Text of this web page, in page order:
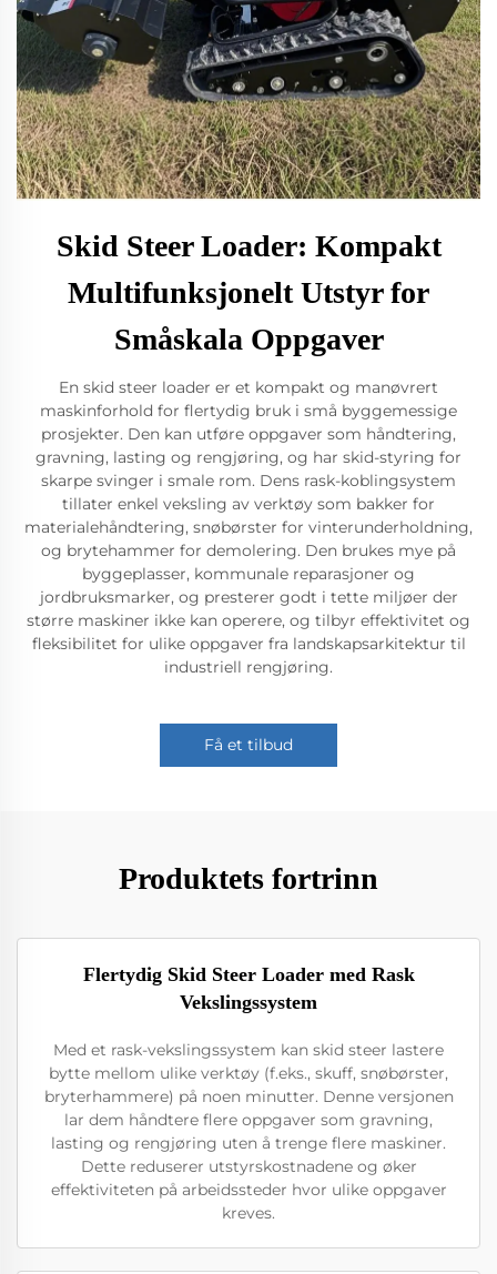
Skid Steer Loader: Kompakt
Multifunksjonelt Utstyr for
Småskala Oppgaver
En skid steer loader er et kompakt og manøvrert
maskinforhold for flertydig bruk i små byggemessige
prosjekter. Den kan utføre oppgaver som håndtering,
gravning, lasting og rengjøring, og har skid-styring for
skarpe svinger i smale rom. Dens rask-koblingsystem
tillater enkel veksling av verktøy som bakker for
materialehåndtering, snøbørster for vinterunderholdning,
og brytehammer for demolering. Den brukes mye på
byggeplasser, kommunale reparasjoner og
jordbruksmarker, og presterer godt i tette miljøer der
større maskiner ikke kan operere, og tilbyr effektivitet og
fleksibilitet for ulike oppgaver fra landskapsarkitektur til
industriell rengjøring.
Få et tilbud
Produktets fortrinn
Flertydig Skid Steer Loader med Rask
Vekslingssystem
Med et rask-vekslingssystem kan skid steer lastere
bytte mellom ulike verktøy (f.eks., skuff, snøbørster,
bryterhammere) på noen minutter. Denne versjonen
lar dem håndtere flere oppgaver som gravning,
lasting og rengjøring uten å trenge flere maskiner.
Dette reduserer utstyrskostnadene og øker
effektiviteten på arbeidssteder hvor ulike oppgaver
kreves.